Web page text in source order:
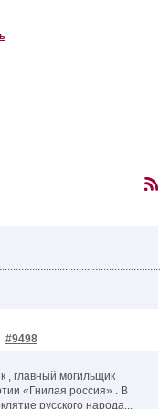
#9498
, главный могильщик
«Гнилая россия» . В
русского народа...